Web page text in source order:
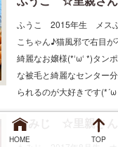
ふうこ 2015年生 メスふ
こちゃん♪猫風邪で右目
綺麗なお嬢様(*‘ω‘ *)タン
な被毛と綺麗なセンター
られるのが大好きです
もみじ 2017年8月生 オ
HOME TOP